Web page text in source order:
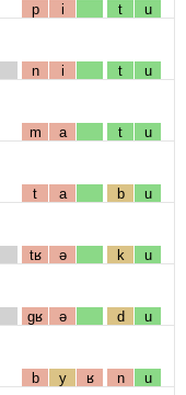
p i t u
n i t u
m a t u
t a b u
tʁ ə k u
gʁ ə d u
b y ʁ n u